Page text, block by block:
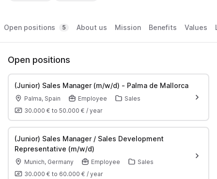
Open positions 5 About us Mission Benefits Values
Open positions
(Junior) Sales Manager (m/w/d) - Palma de Mallorca
Palma, Spain Employee
Sales
30.000 € to 50.000 € / year
(Junior) Sales Manager / Sales Development
Representative (m/w/d)
Munich, Germany Employee
Sales
30.000 € to 60.000 € / year